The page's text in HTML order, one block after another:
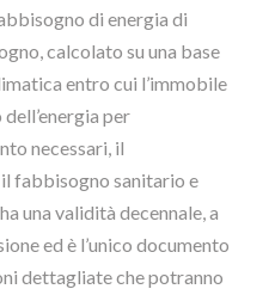
di energia di
calcolato su una base
entro cui l’immobile
per
necessari, il
fabbisogno sanitario e
una validità decennale, a
ed è l’unico documento
dettagliate che potranno